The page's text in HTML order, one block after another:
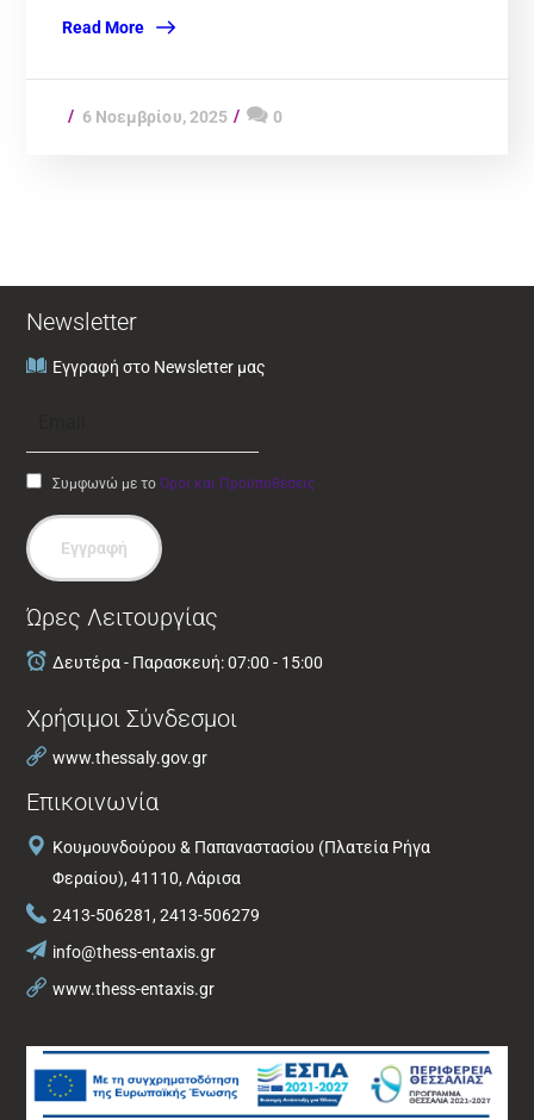
Read More
6 Νοεμβρίου, 2025 0
Newsletter
Εγγραφή στο Newsletter μας
Συμφωνώ με τοΌροι και Προϋποθέσεις
Εγγραφή
Ώρες Λειτουργίας
Δευτέρα - Παρασκευή: 07:00 - 15:00
Χρήσιμοι Σύνδεσμοι
www.thessaly.gov.gr
Επικοινωνία
Κουμουνδούρου & Παπαναστασίου (Πλατεία Ρήγα
Φεραίου), 41110, Λάρισα
2413-506281, 2413-506279
info@thess-entaxis.gr
www.thess-entaxis.gr